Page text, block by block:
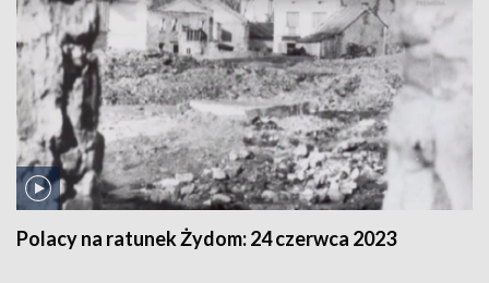
Polacy na ratunek Żydom:24 czerwca 2023